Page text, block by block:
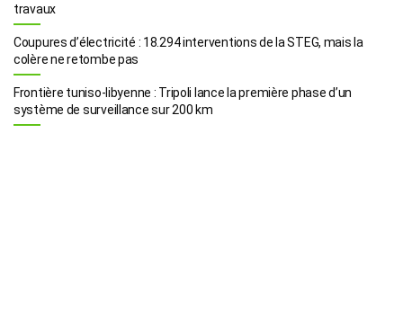
travaux
Coupures d’électricité : 18.294 interventions de la STEG, mais la
colère ne retombe pas
Frontière tuniso-libyenne : Tripoli lance la première phase d’un
système de surveillance sur 200 km